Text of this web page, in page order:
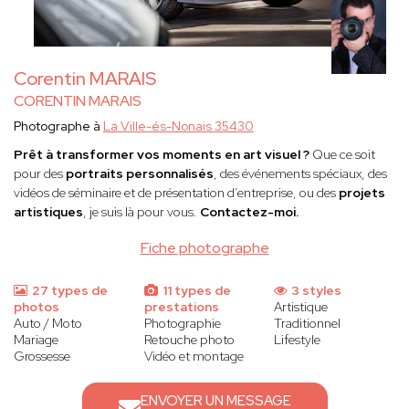
photographe professionnelcapture des images
époustouflantes qui mettent en avant les caractéristiques
uniques de vos véhicules.
Pour des reportages lors d’événements automobiles
Salons,rallyesou expositions, un
authentiques, mettant en scène l’énergie et la passion qui
entourent ces engins.
Pour valoriser les détails et le design
Chaque ligne, chaque courbe et chaque finition comptent. Un
photographe professionnelsaura capturer ces éléments
avec précision pour refléter toute la beauté de vos véhicules.
La photographie auto/motopeut également s’inscrire dans
une démarche artistique. Un professionnel crée des images
spectaculaires qui racontent une histoire et suscitent l’émotion.
Pourquoi choisir un photographe avec Trouver mon
photographe ?
Des experts passionnés : Nos photographes
Corentin MARAIS
CORENTIN MARAIS
Fiche photographe
Photographe à La Ville-és-Nonais 35430
Prêt à transformer vos moments en art visuel ? Que ce soit
pour des portraits personnalisés, des événements spéciaux, des
vidéos de séminaire et de présentation d’entreprise, ou des projets
artistiques, je suis là pour vous. Contactez-moi.
27 types de
photos
Auto / Moto
Mariage
Grossesse
11 types de
prestations
Photographie
Retouche photo
Vidéo et montage
3 styles
Artistique
Traditionnel
Lifestyle
ENVOYER UN MESSAGE